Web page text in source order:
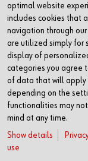
Republic of Korea
영업사무소
경기도 화성시 동
더퍼스트타워2차
1616, The First
Hwaseong-si,
optimal website
includes cookies that
navigation through
are utilized simply for
display of
categories you agree
of data that will apply
depending on the
functionalities may not
mind at any time.
Show details
use